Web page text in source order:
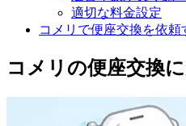
適切な料金設定
コメリで便座交換を依頼
コメリの便座交換